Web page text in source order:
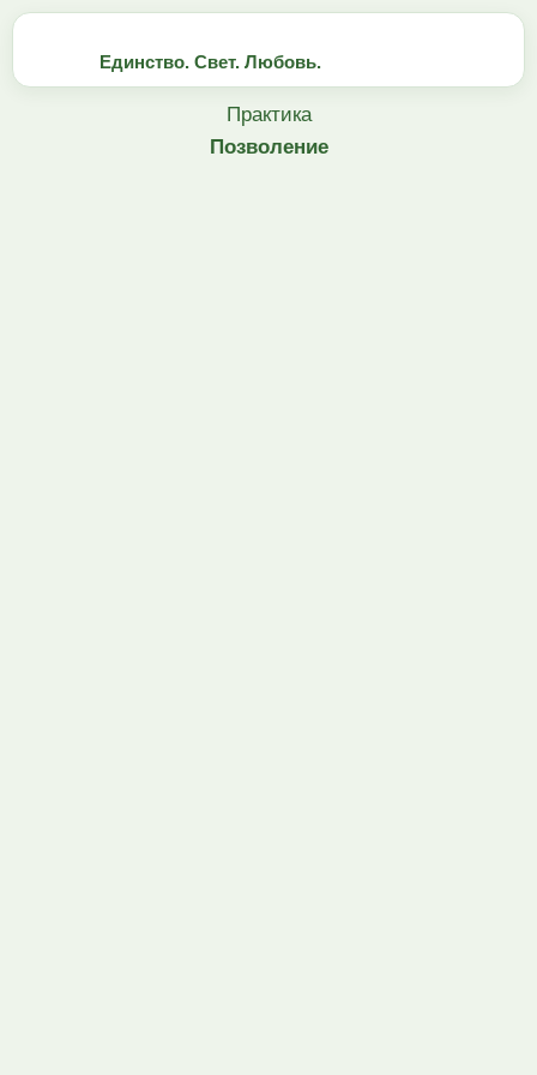
Единство. Свет. Любовь.
Практика
Позволение